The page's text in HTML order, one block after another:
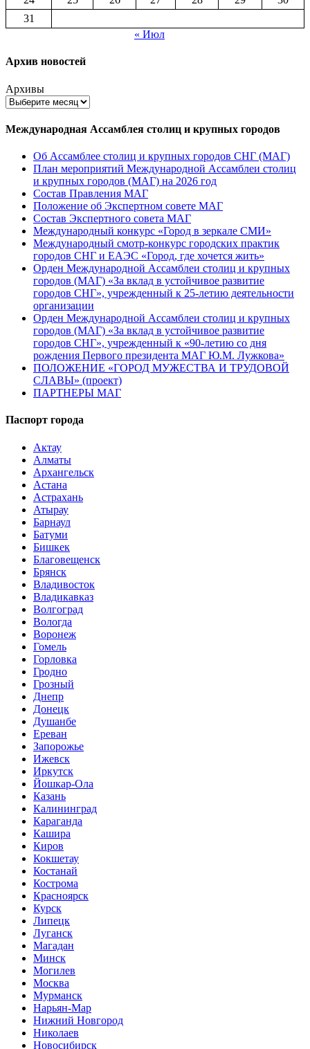
31
« Июл
Архив новостей
Архивы
Международная Ассамблея столиц и крупных городов
Об Ассамблее столиц и крупных городов СНГ (МАГ)
План мероприятий Международной Ассамблеи столиц
и крупных городов (МАГ) на 2026 год
Состав Правления МАГ
Положение об Экспертном совете МАГ
Состав Экспертного совета МАГ
Международный конкурс «Город в зеркале СМИ»
Международный смотр-конкурс городских практик
городов СНГ и ЕАЭС «Город, где хочется жить»
Орден Международной Ассамблеи столиц и крупных
городов (МАГ) «За вклад в устойчивое развитие
городов СНГ», учрежденный к 25-летию деятельности
организации
Орден Международной Ассамблеи столиц и крупных
городов (МАГ) «За вклад в устойчивое развитие
городов СНГ», учрежденный к «90-летию со дня
рождения Первого президента МАГ Ю.М. Лужкова»
ПОЛОЖЕНИЕ «ГОРОД МУЖЕСТВА И ТРУДОВОЙ
СЛАВЫ» (проект)
ПАРТНЕРЫ МАГ
Паспорт города
Актау
Алматы
Архангельск
Астана
Астрахань
Атырау
Барнаул
Батуми
Бишкек
Благовещенск
Брянск
Владивосток
Владикавказ
Волгоград
Вологда
Воронеж
Гомель
Горловка
Гродно
Грозный
Днепр
Донецк
Душанбе
Ереван
Запорожье
Ижевск
Иркутск
Йошкар-Ола
Казань
Калининград
Караганда
Кашира
Киров
Кокшетау
Костанай
Кострома
Красноярск
Курск
Липецк
Луганск
Магадан
Минск
Могилев
Москва
Мурманск
Нарьян-Мар
Нижний Новгород
Николаев
Новосибирск